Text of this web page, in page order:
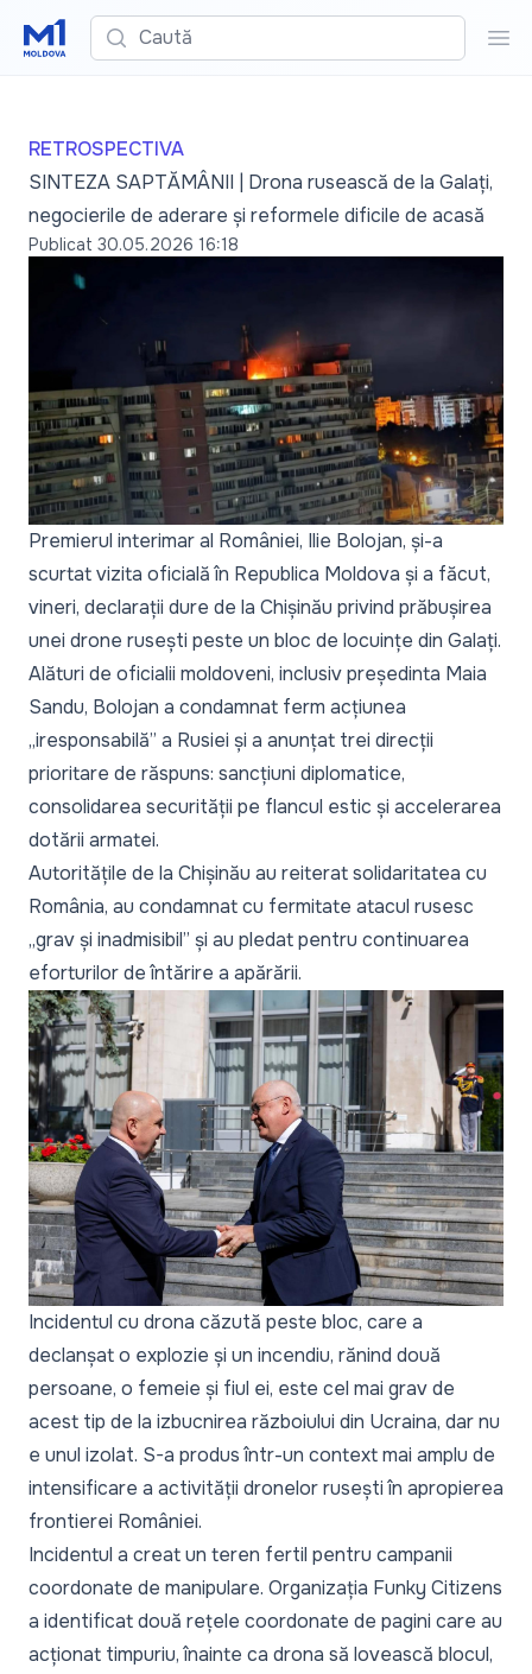
Caută
RETROSPECTIVA
SINTEZA SAPTĂMÂNII | Drona rusească de la Galați,
negocierile de aderare și reformele dificile de acasă
Publicat 30.05.2026 16:18
Premierul interimar al României, Ilie Bolojan, și-a
scurtat vizita oficială în Republica Moldova și a făcut,
vineri, declarații dure de la Chișinău privind prăbușirea
unei drone rusești peste un bloc de locuințe din Galați.
Alături de oficialii moldoveni, inclusiv președinta Maia
Sandu, Bolojan a condamnat ferm acțiunea
„iresponsabilă” a Rusiei și a anunțat trei direcții
prioritare de răspuns: sancțiuni diplomatice,
consolidarea securității pe flancul estic și accelerarea
dotării armatei.
Autoritățile de la Chișinău au reiterat solidaritatea cu
România, au condamnat cu fermitate atacul rusesc
„grav și inadmisibil” și au pledat pentru continuarea
eforturilor de întărire a apărării.
Incidentul cu drona căzută peste bloc, care a
declanșat o explozie și un incendiu, rănind două
persoane, o femeie și fiul ei, este cel mai grav de
acest tip de la izbucnirea războiului din Ucraina, dar nu
e unul izolat. S-a produs într-un context mai amplu de
intensificare a activității dronelor rusești în apropierea
frontierei României.
Incidentul a creat un teren fertil pentru campanii
coordonate de manipulare. Organizația Funky Citizens
a identificat două rețele coordonate de pagini care au
acționat timpuriu, înainte ca drona să lovească blocul,